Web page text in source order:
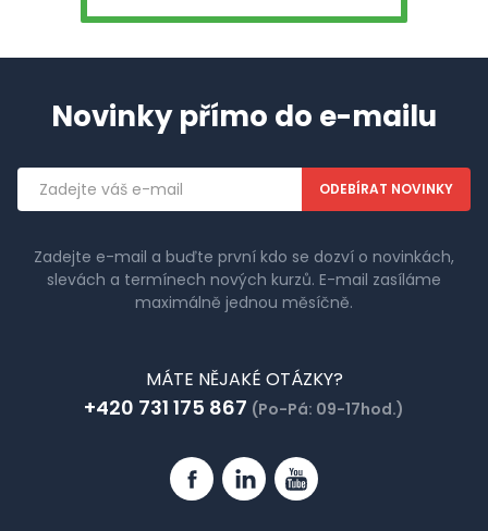
Novinky přímo do e-mailu
Emailová
adresa
Zadejte e-mail a buďte první kdo se dozví o novinkách,
slevách a termínech nových kurzů. E-mail zasíláme
maximálně jednou měsíčně.
MÁTE NĚJAKÉ OTÁZKY?
+420 731 175 867 (Po-Pá: 09-17hod.)
FacebookLinkedinYouTube